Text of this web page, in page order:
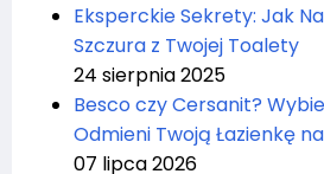
Eksperckie Sekrety: Jak
Szczura z Twojej Toalety
24 sierpnia 2025
Besco czy Cersanit?
Odmieni Twoją Łazienkę
07 lipca 2026